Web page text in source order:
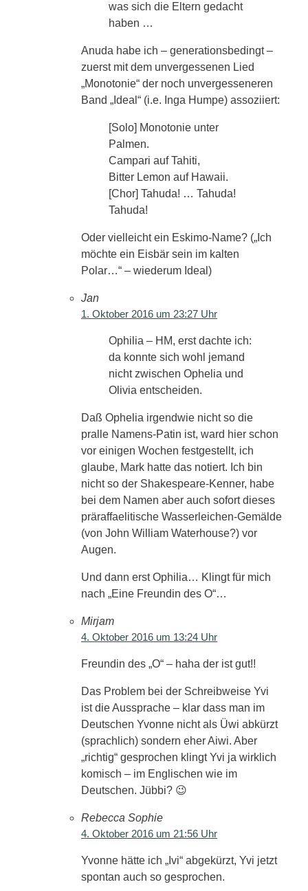
was sich die Eltern gedacht
haben …
Anuda habe ich – generationsbedingt –
zuerst mit dem unvergessenen Lied
„Monotonie“ der noch unvergesseneren
Band „Ideal“ (i.e. Inga Humpe) assoziiert:
[Solo] Monotonie unter
Palmen.
Campari auf Tahiti,
Bitter Lemon auf Hawaii.
[Chor] Tahuda! … Tahuda!
Tahuda!
Oder vielleicht ein Eskimo-Name? („Ich
möchte ein Eisbär sein im kalten
Polar…“ – wiederum Ideal)
Jan
1. Oktober 2016 um 23:27 Uhr
Ophilia – HM, erst dachte ich:
da konnte sich wohl jemand
nicht zwischen Ophelia und
Olivia entscheiden.
Daß Ophelia irgendwie nicht so die
pralle Namens-Patin ist, ward hier schon
vor einigen Wochen festgestellt, ich
glaube, Mark hatte das notiert. Ich bin
nicht so der Shakespeare-Kenner, habe
bei dem Namen aber auch sofort dieses
präraffaelitische Wasserleichen-Gemälde
(von John William Waterhouse?) vor
Augen.
Und dann erst Ophilia… Klingt für mich
nach „Eine Freundin des O“…
Mirjam
4. Oktober 2016 um 13:24 Uhr
Freundin des „O“ – haha der ist gut!!
Das Problem bei der Schreibweise Yvi
ist die Aussprache – klar dass man im
Deutschen Yvonne nicht als Üwi abkürzt
(sprachlich) sondern eher Aiwi. Aber
„richtig“ gesprochen klingt Yvi ja wirklich
komisch – im Englischen wie im
Deutschen. Jübbi? 😉
Rebecca Sophie
4. Oktober 2016 um 21:56 Uhr
Yvonne hätte ich „Ivi“ abgekürzt, Yvi jetzt
spontan auch so gesprochen.